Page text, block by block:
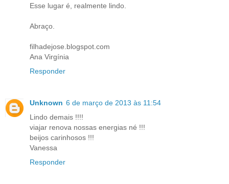
Esse lugar é, realmente lindo.
Abraço.
filhadejose.blogspot.com
Ana Virgínia
Responder
Unknown 6 de março de 2013 às 11:54
Lindo demais !!!!
viajar renova nossas energias né !!!
beijos carinhosos !!!
Vanessa
Responder